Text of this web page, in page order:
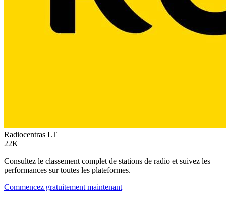
Radiocentras LT
22K
Consultez le classement complet de stations de radio et suivez les
performances sur toutes les plateformes.
Commencez gratuitement maintenant